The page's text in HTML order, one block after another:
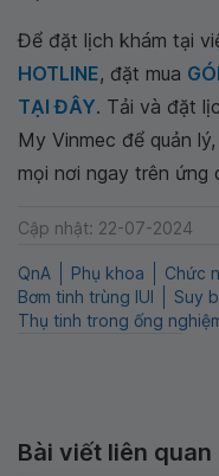
Để đặt lịch khám tại
HOTLINE, đặt mua
TẠI ĐÂY. Tải và đặt
My Vinmec để quản
mọi nơi ngay trên ứng
Cập nhật: 22-07-2024
QnA Phụ khoa
Chức
Bơm tinh trùng IUI
Suy
Thụ tinh trong ống
Bài viết liên quan